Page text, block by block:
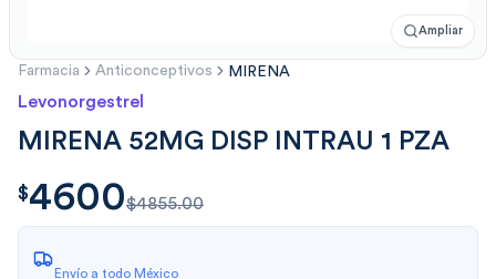
Ampliar
Farmacia Anticonceptivos MIRENA
Levonorgestrel
MIRENA 52MG DISP INTRAU 1 PZA
$4600.00
$4600$4855.00
Envío a todo México